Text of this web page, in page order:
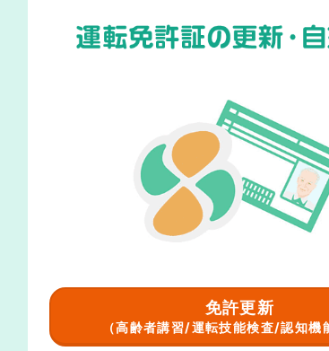
免許更新
（高齢者講習/運転技能検査/認知機